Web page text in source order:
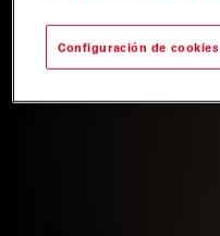
Configuración de cookies